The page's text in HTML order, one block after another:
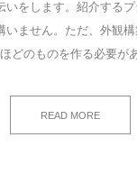
いをします。紹介する
いません。ただ、外観
どのものを作る必要が
READ MORE